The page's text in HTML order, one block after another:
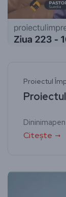
Proiectul
Citește